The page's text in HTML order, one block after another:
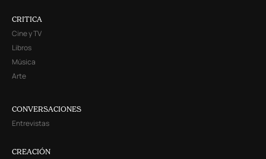
CRITICA
Cine y TV
Libros
Música
Arte
CONVERSACIONES
Entrevistas
CREACIÓN